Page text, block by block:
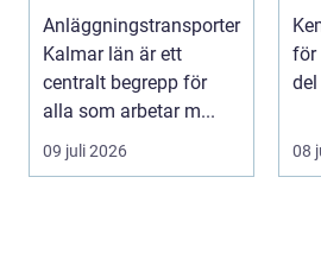
byggprojekt
Anläggningstransporter
Kalmar län är ett
centralt begrepp för
alla som arbetar m...
09 juli 2026
för
del
08